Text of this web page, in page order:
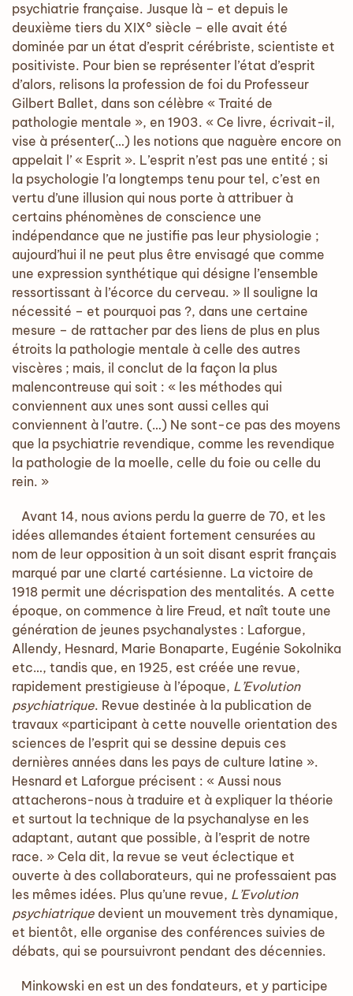
psychiatrie française. Jusque là – et depuis le
deuxième tiers du XIX° siècle – elle avait été
dominée par un état d’esprit cérébriste, scientiste et
positiviste. Pour bien se représenter l’état d’esprit
d’alors, relisons la profession de foi du Professeur
Gilbert Ballet, dans son célèbre « Traité de
pathologie mentale », en 1903. « Ce livre, écrivait-il,
vise à présenter(…) les notions que naguère encore on
appelait l’ « Esprit ». L’esprit n’est pas une entité ; si
la psychologie l’a longtemps tenu pour tel, c’est en
vertu d’une illusion qui nous porte à attribuer à
certains phénomènes de conscience une
indépendance que ne justifie pas leur physiologie ;
aujourd’hui il ne peut plus être envisagé que comme
une expression synthétique qui désigne l’ensemble
ressortissant à l’écorce du cerveau. » Il souligne la
nécessité – et pourquoi pas ?, dans une certaine
mesure – de rattacher par des liens de plus en plus
étroits la pathologie mentale à celle des autres
viscères ; mais, il conclut de la façon la plus
malencontreuse qui soit : « les méthodes qui
conviennent aux unes sont aussi celles qui
conviennent à l’autre. (…) Ne sont-ce pas des moyens
que la psychiatrie revendique, comme les revendique
la pathologie de la moelle, celle du foie ou celle du
rein. »
Avant 14, nous avions perdu la guerre de 70, et les
idées allemandes étaient fortement censurées au
nom de leur opposition à un soit disant esprit français
marqué par une clarté cartésienne. La victoire de
1918 permit une décrispation des mentalités. A cette
époque, on commence à lire Freud, et naît toute une
génération de jeunes psychanalystes : Laforgue,
Allendy, Hesnard, Marie Bonaparte, Eugénie Sokolnika
etc…, tandis que, en 1925, est créée une revue,
rapidement prestigieuse à l’époque, L’Evolution
psychiatrique. Revue destinée à la publication de
travaux «participant à cette nouvelle orientation des
sciences de l’esprit qui se dessine depuis ces
dernières années dans les pays de culture latine ».
Hesnard et Laforgue précisent : « Aussi nous
attacherons-nous à traduire et à expliquer la théorie
et surtout la technique de la psychanalyse en les
adaptant, autant que possible, à l’esprit de notre
race. » Cela dit, la revue se veut éclectique et
ouverte à des collaborateurs, qui ne professaient pas
les mêmes idées. Plus qu’une revue, L’Evolution
psychiatrique devient un mouvement très dynamique,
et bientôt, elle organise des conférences suivies de
débats, qui se poursuivront pendant des décennies.
Minkowski en est un des fondateurs, et y participe